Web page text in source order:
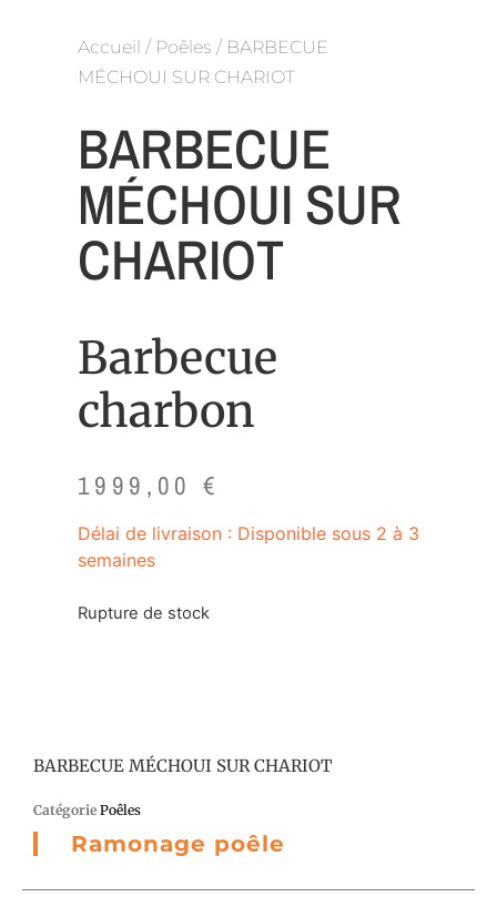
Accueil / Poêles / BARBECUE
MÉCHOUI SUR CHARIOT
BARBECUE
MÉCHOUI SUR
CHARIOT
Barbecue
charbon
1999,00€
Délai de livraison : Disponible sous 2 à 3
semaines
Rupture de stock
BARBECUE MÉCHOUI SUR CHARIOT
Catégorie Poêles
Ramonage poêle